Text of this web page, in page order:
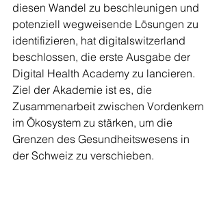
diesen Wandel zu beschleunigen und
potenziell wegweisende Lösungen zu
identifizieren, hat digitalswitzerland
beschlossen, die erste Ausgabe der
Digital Health Academy zu lancieren.
Ziel der Akademie ist es, die
Zusammenarbeit zwischen Vordenkern
im Ökosystem zu stärken, um die
Grenzen des Gesundheitswesens in
der Schweiz zu verschieben.